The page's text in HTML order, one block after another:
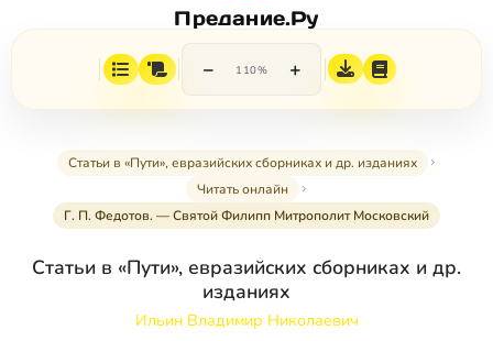
Предание.Ру
− 110% +
Статьи в «Пути», евразийских сборниках и др. изданиях
Читать онлайн
Г. П. Федотов. — Святой Филипп Митрополит Московский
Статьи в «Пути», евразийских сборниках и др.
изданиях
Ильин Владимир Николаевич